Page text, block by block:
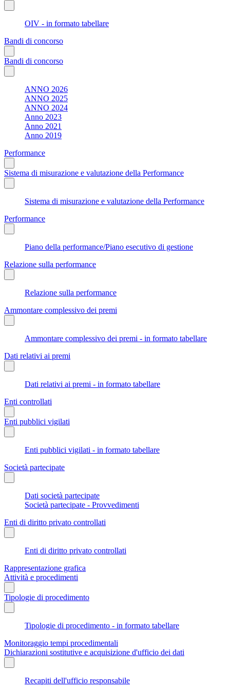
OIV - in formato tabellare
Bandi di concorso
Bandi di concorso
ANNO 2026
ANNO 2025
ANNO 2024
Anno 2023
Anno 2021
Anno 2019
Performance
Sistema di misurazione e valutazione della Performance
Sistema di misurazione e valutazione della Performance
Performance
Piano della performance/Piano esecutivo di gestione
Relazione sulla performance
Relazione sulla performance
Ammontare complessivo dei premi
Ammontare complessivo dei premi - in formato tabellare
Dati relativi ai premi
Dati relativi ai premi - in formato tabellare
Enti controllati
Enti pubblici vigilati
Enti pubblici vigilati - in formato tabellare
Società partecipate
Dati società partecipate
Società partecipate - Provvedimenti
Enti di diritto privato controllati
Enti di diritto privato controllati
Rappresentazione grafica
Attività e procedimenti
Tipologie di procedimento
Tipologie di procedimento - in formato tabellare
Monitoraggio tempi procedimentali
Dichiarazioni sostitutive e acquisizione d'ufficio dei dati
Recapiti dell'ufficio responsabile